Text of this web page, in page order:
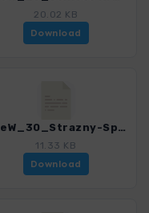
20.02 KB
Download
BoeW_30_Strazny-Splavske raseliniste.gpx
11.33 KB
Download